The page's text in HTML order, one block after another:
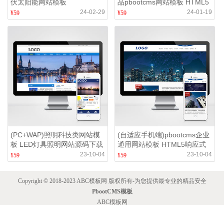
伏太阳能网站模板
¥59 24-02-29
品pbootcms网站模板 HTML5
电子元件网站源码下载
¥59 24-01-19
(PC+WAP)照明科技类网站模
板 LED灯具照明网站源码下载
¥59 23-10-04
(自适应手机端)pbootcms企业
通用网站模板 HTML5响应式
网站源码下载
¥59 23-10-04
Copyright © 2018-2023 ABC模板网 版权所有-为您提供最专业的精品安全
PbootCMS模板
ABC模板网